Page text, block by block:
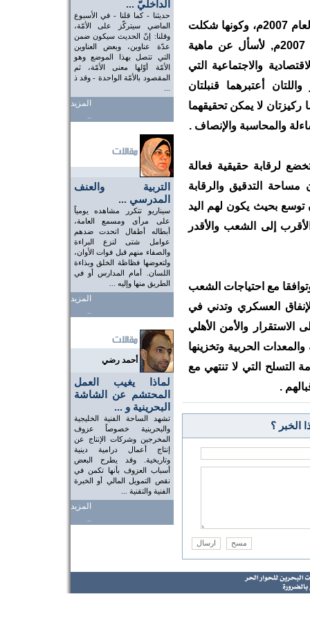
الداخليّ ...
حديثنا - كما قلنا - في الأسبوع
الماضي سيتركّز على الأمّة،
وقلنا: إنّ الحديث سيكون ضمن
عدّة عناوين، وبعض العناوين
التي تتصل بهذا الموضع وهو
الأمّة أوّلها معنى الأمّة، ثم
المقصود بالأمّة الواحدة - وقد ذ
المزيد
..
التربية والعنف
المدرسي ...
سيناريو تتكرر مشاهده يومياً
على مرأى ومسمع العامة،
أبطاله أطفال اتحدت ضدهم
عوامل شتى لنزع البراءة
والصفاء منهم قبل فوات الأوان،
ولتعوضها فظاظة الخلق وبذاءة
اللسان. أمام المدارس أو في
الطريق منها وإليه ...
المزيد
..
أحمد رضي
لماذا يغيب العمل
المحتشم عن الشاشة
البحرينية و ...
تشهد الساحة الفنية الخليجية
والبحرينية خصوصاً عزوف
المخرجين وشركات الإنتاج عن
إنتاج أعمال درامية دينية
وتاريخية. وقد يطرح البعض
أسباب العزوف بأنها تكمن في
نقص التمويل المالي أو الخبرة
الفنية والتقنية ...
المزيد
..
أرجع إلى ما بدأته عن موازنة الدفاع والأمن لعام 2007م، وكونها شكلت
ربع الموازنة بحسب الحساب الختامي لعام 2007م, لأسأل عن ماهية
والاجتماعية التي
أعتبرهما قنبلتان
لا يمكن تحقيقهما
والمحاسبة والإنصاف .
لرقابة حقيقية فعالة
مساحة التدقيق والرقابة
بحيث يكون لهم اليد
إلى الشعب والأقدر
2010 أكثر عدلا وتوافقا مع احتياجات الشعب
العسكري وتدني في
والأمن الأهلي
الحربية وتخزينها
التسلح التي لا تنتهي مع
.
الخبر ؟